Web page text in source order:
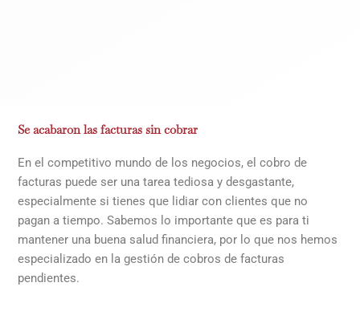
Se acabaron las facturas sin cobrar
En el competitivo mundo de los negocios, el cobro de
facturas puede ser una tarea tediosa y desgastante,
especialmente si tienes que lidiar con clientes que no
pagan a tiempo. Sabemos lo importante que es para ti
mantener una buena salud financiera, por lo que nos hemos
especializado en la gestión de cobros de facturas
pendientes.